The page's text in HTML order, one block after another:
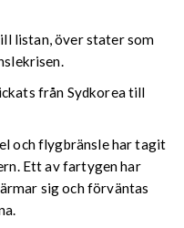
listan, över stater som
från Sydkorea till
och flygbränsle har tagit
Ett av fartygen har
sig och förväntas